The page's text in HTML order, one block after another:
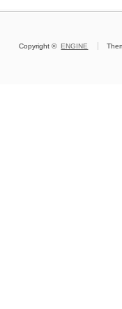
Copyright ©ENGINE